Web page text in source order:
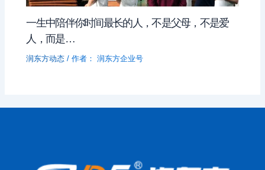
一生中陪伴你时间最长的人，不是父母，不是爱
人，而是…
润东方动态 / 作者： 润东方企业号